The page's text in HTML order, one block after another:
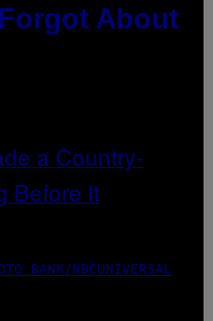
About
BANK/NBCUNIVERSAL